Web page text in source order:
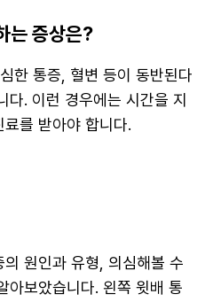
는 증상은?
한 통증, 혈변 등이 동반된다
다. 이런 경우에는 시간을 지
를 받아야 합니다.
원인과 유형, 의심해볼 수
아보았습니다. 왼쪽 윗배 통